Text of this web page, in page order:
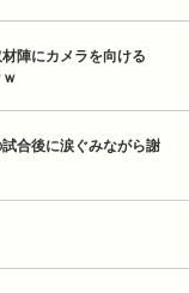
陣にカメラを向ける
合後に涙ぐみながら謝